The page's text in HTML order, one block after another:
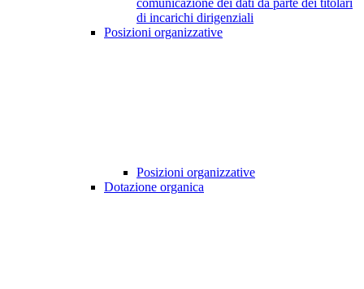
comunicazione dei dati da parte dei titolari
di incarichi dirigenziali
Posizioni organizzative
Posizioni organizzative
Dotazione organica